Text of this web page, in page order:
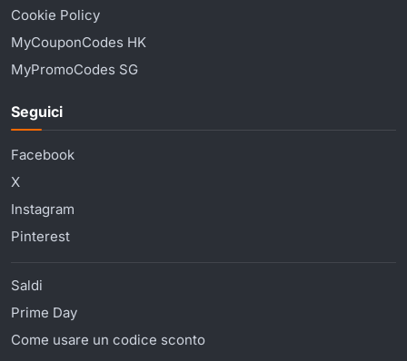
Cookie Policy
MyCouponCodes HK
MyPromoCodes SG
Seguici
Facebook
X
Instagram
Pinterest
Saldi
Prime Day
Come usare un codice sconto